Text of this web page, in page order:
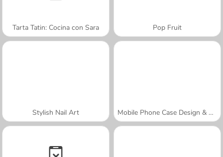
Tarta Tatin: Cocina con Sara Pop Fruit
Stylish Nail Art Mobile Phone Case Design & DIY